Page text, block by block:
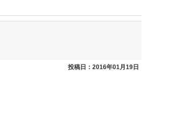
投稿日：2016年01月19日